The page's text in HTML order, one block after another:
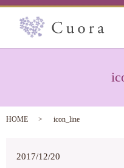
HOME icon_line
2017/12/20